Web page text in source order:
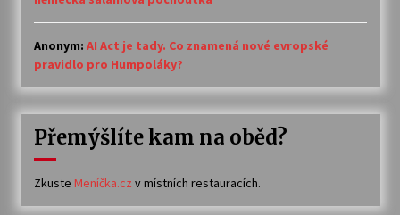
Anonym: AI Act je tady. Co znamená nové evropské
pravidlo pro Humpoláky?
Přemýšlíte kam na oběd?
Zkuste Meníčka.cz v místních restauracích.